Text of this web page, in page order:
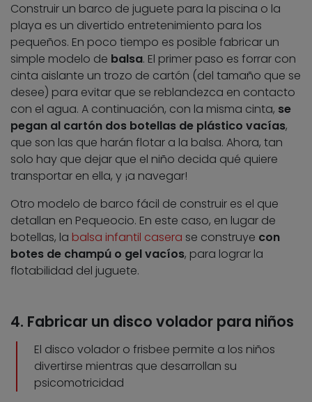
Construir un barco de juguete para la piscina o la
playa es un divertido entretenimiento para los
pequeños. En poco tiempo es posible fabricar un
simple modelo de balsa. El primer paso es forrar con
cinta aislante un trozo de cartón (del tamaño que se
desee) para evitar que se reblandezca en contacto
con el agua. A continuación, con la misma cinta, se
pegan al cartón dos botellas de plástico vacías,
que son las que harán flotar a la balsa. Ahora, tan
solo hay que dejar que el niño decida qué quiere
transportar en ella, y ¡a navegar!
Otro modelo de barco fácil de construir es el que
detallan en Pequeocio. En este caso, en lugar de
botellas, la balsa infantil casera se construye con
botes de champú o gel vacíos, para lograr la
flotabilidad del juguete.
4. Fabricar un disco volador para niños
El disco volador o frisbee permite a los niños
divertirse mientras que desarrollan su
psicomotricidad